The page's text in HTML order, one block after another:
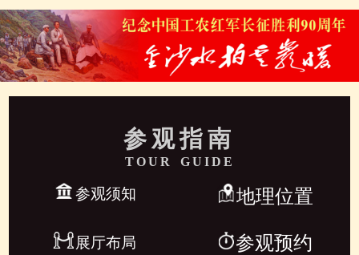
参观指南
TOUR GUIDE
参观须知 地理位置
展厅布局 参观预约